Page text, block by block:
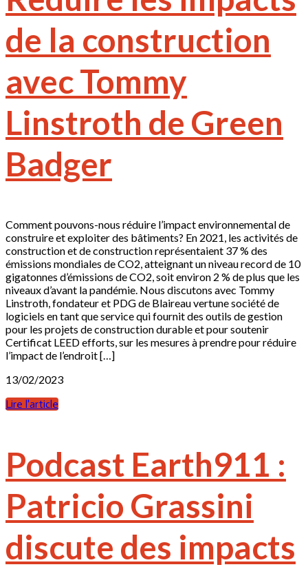
de la construction
avec Tommy
Linstroth de Green
Badger
Comment pouvons-nous réduire l’impact environnemental de
construire et exploiter des bâtiments? En 2021, les activités de
construction et de construction représentaient 37 % des
émissions mondiales de CO2, atteignant un niveau record de 10
gigatonnes d’émissions de CO2, soit environ 2 % de plus que les
niveaux d’avant la pandémie. Nous discutons avec Tommy
Linstroth, fondateur et PDG de Blaireau vertune société de
logiciels en tant que service qui fournit des outils de gestion
pour les projets de construction durable et pour soutenir
Certificat LEED efforts, sur les mesures à prendre pour réduire
l’impact de l’endroit […]
13/02/2023
Lire l'article
Podcast Earth911 :
Patricio Grassini
discute des impacts